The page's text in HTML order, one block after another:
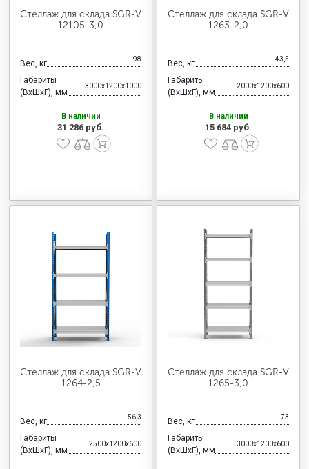
Стеллаж для склада SGR-V
12105-3,0
Вес, кг 98
Габариты
(ВхШхГ), мм
3000x1200x1000
В наличии
31 286 руб.
Стеллаж для склада SGR-V
1263-2,0
Вес, кг 43,5
Габариты
(ВхШхГ), мм
2000x1200x600
В наличии
15 684 руб.
Стеллаж для склада SGR-V
1264-2,5
Вес, кг 56,3
Габариты
(ВхШхГ), мм
2500x1200x600
Стеллаж для склада SGR-V
1265-3,0
Вес, кг 73
Габариты
(ВхШхГ), мм
3000x1200x600